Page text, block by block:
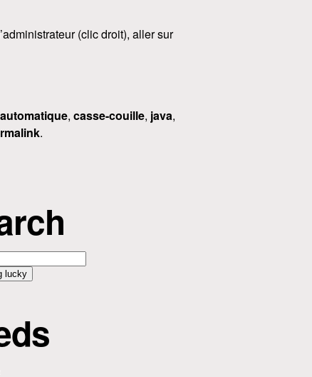
(clic droit), aller sur
automatique, casse-couille, java,
.